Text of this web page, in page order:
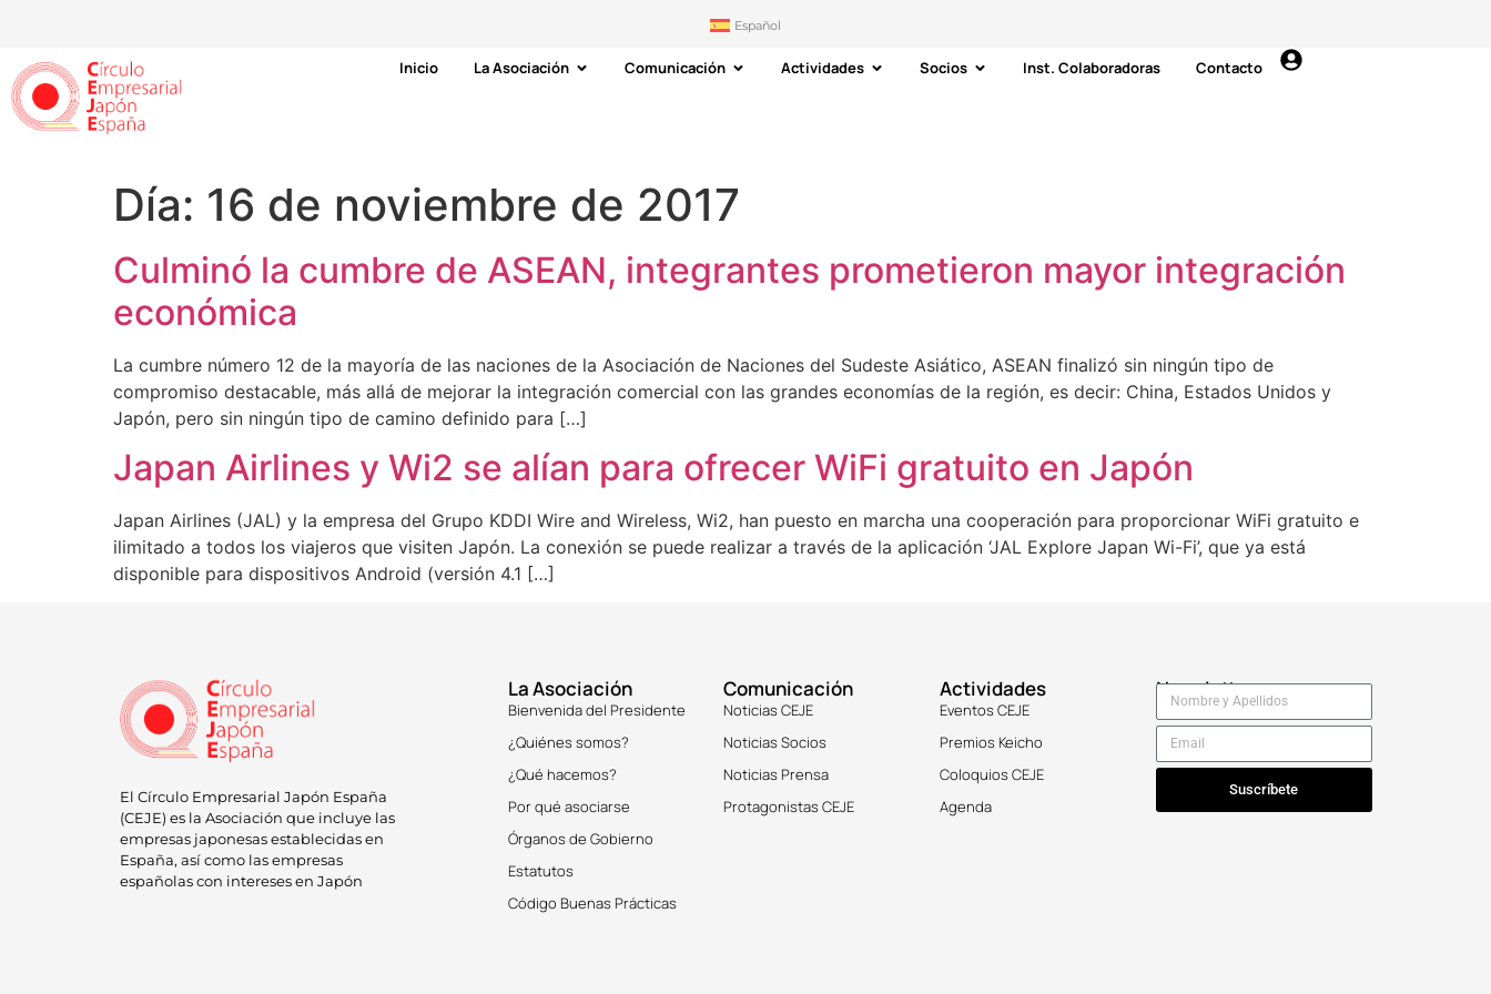
Español
Inicio La Asociación Comunicación Actividades Socios Inst. Colaboradoras Contacto
Día: 16 de noviembre de 2017
Culminó la cumbre de ASEAN, integrantes prometieron mayor integración
económica
La cumbre número 12 de la mayoría de las naciones de la Asociación de Naciones del Sudeste Asiático, ASEAN finalizó sin ningún tipo de
compromiso destacable, más allá de mejorar la integración comercial con las grandes economías de la región, es decir: China, Estados Unidos y
Japón, pero sin ningún tipo de camino definido para […]
Japan Airlines y Wi2 se alían para ofrecer WiFi gratuito en Japón
Japan Airlines (JAL) y la empresa del Grupo KDDI Wire and Wireless, Wi2, han puesto en marcha una cooperación para proporcionar WiFi gratuito e
ilimitado a todos los viajeros que visiten Japón. La conexión se puede realizar a través de la aplicación ‘JAL Explore Japan Wi-Fi’, que ya está
disponible para dispositivos Android (versión 4.1 […]
El Círculo Empresarial Japón España
(CEJE) es la Asociación que incluye las
empresas japonesas establecidas en
España, así como las empresas
españolas con intereses en Japón
La Asociación
Bienvenida del Presidente
¿Quiénes somos?
¿Qué hacemos?
Por qué asociarse
Órganos de Gobierno
Estatutos
Código Buenas Prácticas
Comunicación
Noticias CEJE
Noticias Socios
Noticias Prensa
Protagonistas CEJE
Actividades
Eventos CEJE
Premios Keicho
Coloquios CEJE
Agenda
Newsletter
Suscríbete